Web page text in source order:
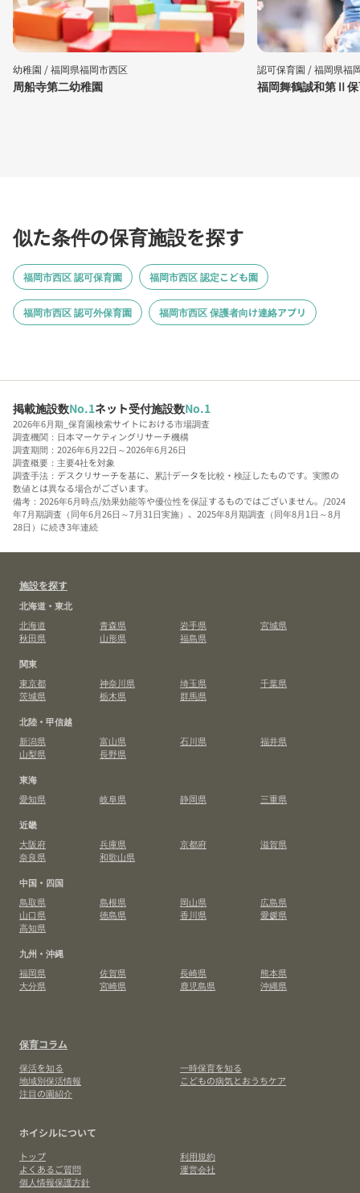
幼稚園 /福岡県福岡市西区
周船寺第二幼稚園
認可保育園 /福岡県福
福岡舞鶴誠和第Ⅱ
似た条件の保育施設を探す
福岡市西区 認可保育園 福岡市西区 認定こども園
福岡市西区 認可外保育園 福岡市西区 保護者向け連絡アプリ
掲載施設数No.1ネット受付施設数No.1
2026年6月期_保育園検索サイトにおける市場調査
調査機関：日本マーケティングリサーチ機構
調査期間：2026年6月22日～2026年6月26日
調査概要：主要4社を対象
調査手法：デスクリサーチを基に、累計データを比較・検証したものです。実際の
数値とは異なる場合がございます。
備考：2026年6月時点/効果効能等や優位性を保証するものではございません。/2024
年7月期調査（同年6月26日～7月31日実施）、2025年8月期調査（同年8月1日～8月
28日）に続き3年連続
施設を探す
北海道・東北
北海道
青森県 岩手県
宮城県
秋田県
山形県
福島県
関東
東京都
神奈川県 埼玉県
千葉県
茨城県
栃木県
群馬県
北陸・甲信越
新潟県
富山県 石川県
福井県
山梨県
長野県
東海
愛知県
岐阜県 静岡県
三重県
近畿
大阪府
兵庫県 京都府
滋賀県
奈良県
和歌山県
中国・四国
鳥取県
島根県 岡山県
広島県
山口県
徳島県 香川県
愛媛県
高知県
九州・沖縄
福岡県
佐賀県 長崎県
熊本県
大分県
宮崎県 鹿児島県 沖縄県
保育コラム
保活を知る
一時保育を知る
地域別保活情報
こどもの病気とおうちケア
注目の園紹介
ホイシルについて
トップ
利用規約
よくあるご質問
運営会社
個人情報保護方針